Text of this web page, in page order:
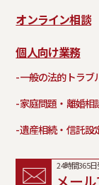
24時間365
オンライン相談
個人向け業務
-一般の法的トラブ
-家庭問題・離婚相
-遺産相続・信託設